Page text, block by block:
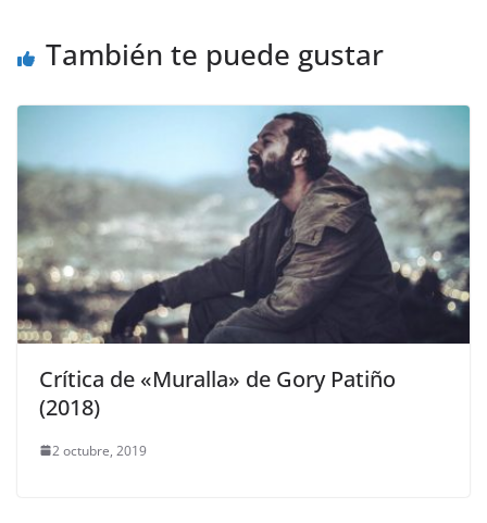
También te puede gustar
Crítica de «Muralla» de Gory Patiño
(2018)
2 octubre, 2019